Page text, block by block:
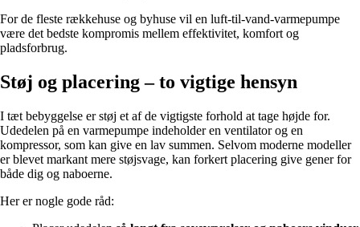
For de fleste rækkehuse og byhuse vil en luft-til-vand-varmepumpe
være det bedste kompromis mellem effektivitet, komfort og
pladsforbrug.
Støj og placering – to vigtige hensyn
I tæt bebyggelse er støj et af de vigtigste forhold at tage højde for.
Udedelen på en varmepumpe indeholder en ventilator og en
kompressor, som kan give en lav summen. Selvom moderne modeller
er blevet markant mere støjsvage, kan forkert placering give gener for
både dig og naboerne.
Her er nogle gode råd: